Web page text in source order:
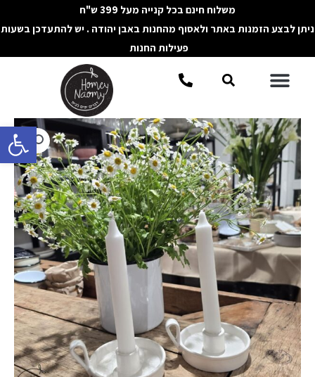
פתח
לתוכן
משלוח חינם בכל קנייה מעל 399 ש"ח
ניתן לבצע הזמנות באתר ולאסוף מהחנות באבן יהודה . יש להתעדכן בשעות
פעילות החנות
תפריטחיפוש
כמות
של
פמוט
קרמיקה